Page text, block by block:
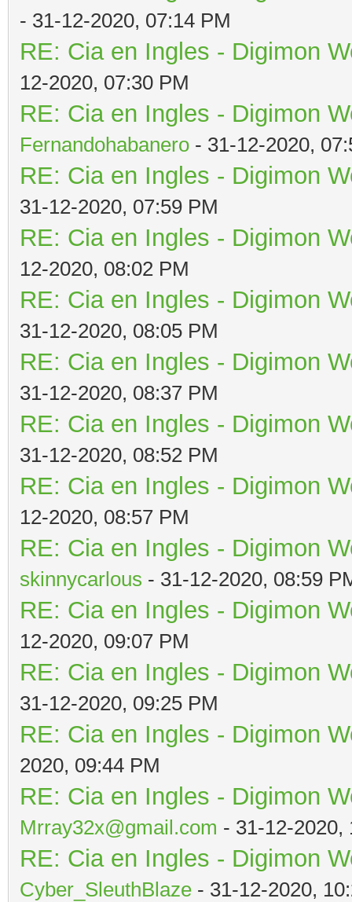
- 31-12-2020, 07:14 PM
RE: Cia en Ingles - Digimon
12-2020, 07:30 PM
RE: Cia en Ingles - Digimon
Fernandohabanero - 31-12-2020,
RE: Cia en Ingles - Digimon
31-12-2020, 07:59 PM
RE: Cia en Ingles - Digimon
12-2020, 08:02 PM
RE: Cia en Ingles - Digimon
31-12-2020, 08:05 PM
RE: Cia en Ingles - Digimon
31-12-2020, 08:37 PM
RE: Cia en Ingles - Digimon
31-12-2020, 08:52 PM
RE: Cia en Ingles - Digimon
12-2020, 08:57 PM
RE: Cia en Ingles - Digimon
skinnycarlous - 31-12-2020, 08:59
RE: Cia en Ingles - Digimon
12-2020, 09:07 PM
RE: Cia en Ingles - Digimon
31-12-2020, 09:25 PM
RE: Cia en Ingles - Digimon
2020, 09:44 PM
RE: Cia en Ingles - Digimon
Mrray32x@gmail.com - 31-12-2020,
RE: Cia en Ingles - Digimon
Cyber_SleuthBlaze - 31-12-2020,